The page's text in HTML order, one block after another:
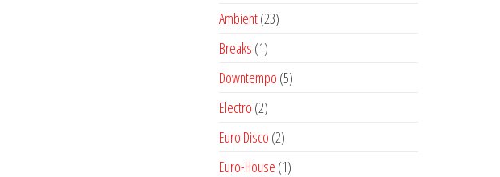
producto
Ambient 2323
Breaks 11
producto
Downtempo 55
Electro 22
productos
Euro Disco 22
productos
Euro-House 11